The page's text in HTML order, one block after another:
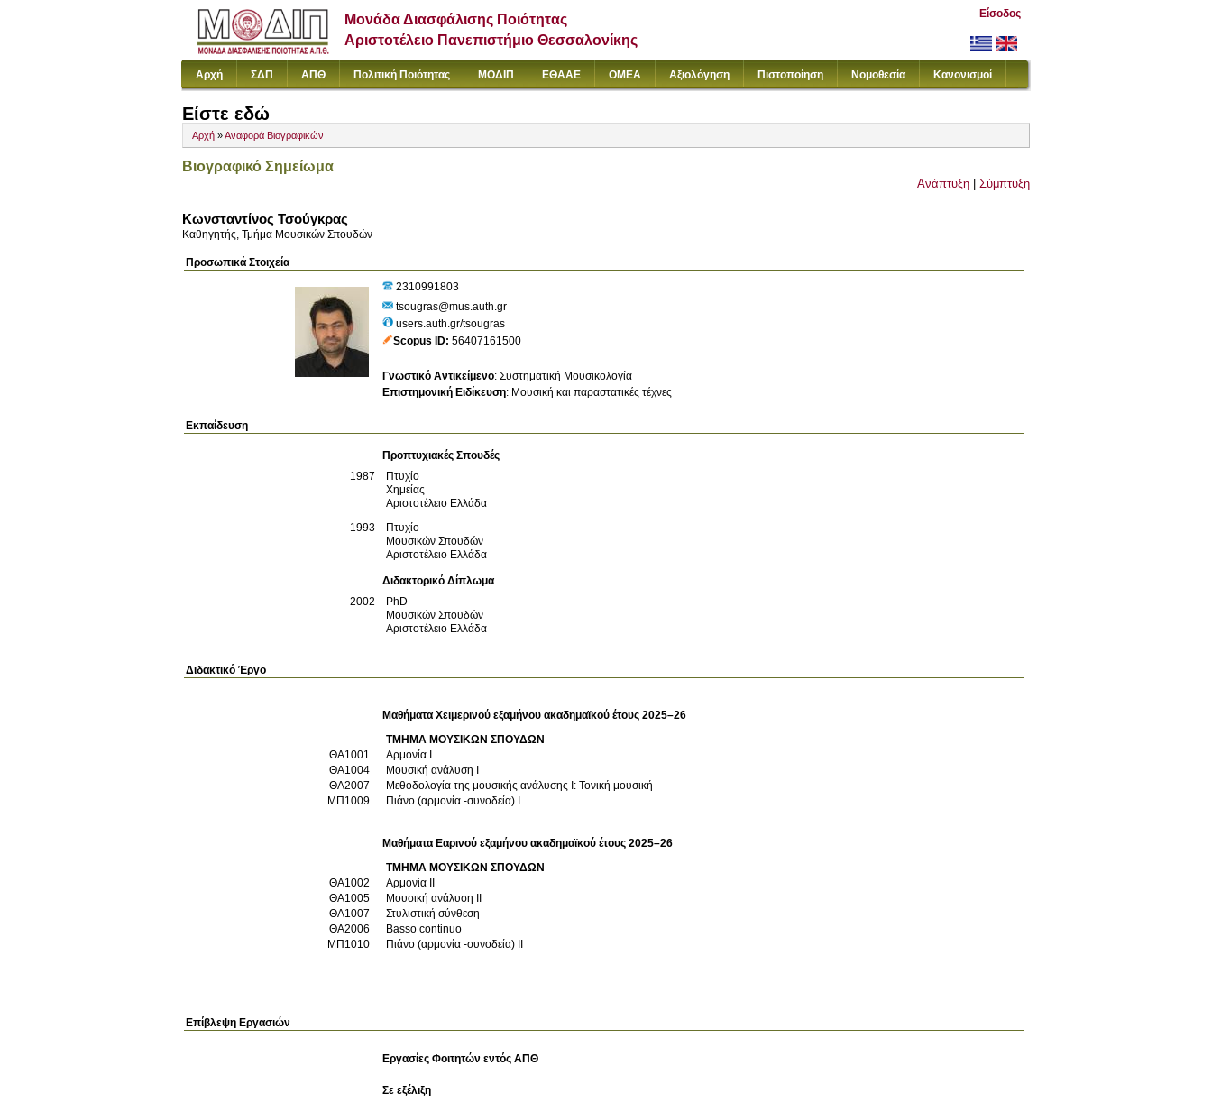
Μονάδα Διασφάλισης Ποιότητας
Αριστοτέλειο Πανεπιστήμιο Θεσσαλονίκης
Είσοδος
Αρχή ΣΔΠ ΑΠΘ Πολιτική Ποιότητας ΜΟΔΙΠ ΕΘΑΑΕ ΟΜΕΑ Αξιολόγηση Πιστοποίηση Νομοθεσία Κανονισμοί
Είστε εδώ
Αρχή »Αναφορά Βιογραφικών
Βιογραφικό Σημείωμα
Ανάπτυξη Σύμπτυξη
Κωνσταντίνος Τσούγκρας
Καθηγητής, Τμήμα Μουσικών Σπουδών
Προσωπικά Στοιχεία
2310991803
tsougras@mus.auth.gr
users.auth.gr/tsougras
Scopus ID 56407161500
Γνωστικό Αντικείμενο: Συστηματική Μουσικολογία
Επιστημονική Ειδίκευση: Μουσική και παραστατικές τέχνες
Εκπαίδευση
Προπτυχιακές Σπουδές
1987
Πτυχίο
Χημείας
Αριστοτέλειο Ελλάδα
1993
Πτυχίο
Μουσικών Σπουδών
Αριστοτέλειο Ελλάδα
Διδακτορικό Δίπλωμα
2002
PhD
Μουσικών Σπουδών
Αριστοτέλειο Ελλάδα
Διδακτικό Έργο
Μαθήματα Χειμερινού εξαμήνου ακαδημαϊκού έτους 2025–26
ΤΜΗΜΑ ΜΟΥΣΙΚΩΝ ΣΠΟΥΔΩΝ
ΘΑ1001
Αρμονία Ι
ΘΑ1004
Μουσική ανάλυση Ι
ΘΑ2007
Μεθοδολογία της μουσικής ανάλυσης Ι: Τονική μουσική
ΜΠ1009
Πιάνο (αρμονία -συνοδεία) Ι
Μαθήματα Εαρινού εξαμήνου ακαδημαϊκού έτους 2025–26
ΤΜΗΜΑ ΜΟΥΣΙΚΩΝ ΣΠΟΥΔΩΝ
ΘΑ1002
Αρμονία ΙΙ
ΘΑ1005
Μουσική ανάλυση ΙΙ
ΘΑ1007
Στυλιστική σύνθεση
ΘΑ2006
Basso continuo
ΜΠ1010
Πιάνο (αρμονία -συνοδεία) ΙΙ
Επίβλεψη Εργασιών
Εργασίες Φοιτητών εντός ΑΠΘ
Σε εξέλιξη